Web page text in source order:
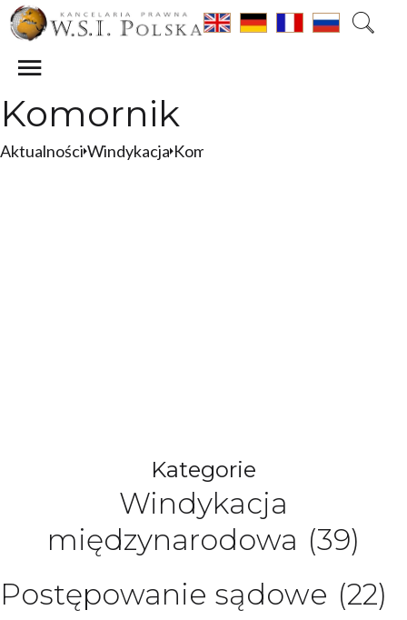
Komornik
Aktualności Windykacja Komornik
Kategorie
Windykacja
międzynarodowa (39)
Postępowanie sądowe (22)